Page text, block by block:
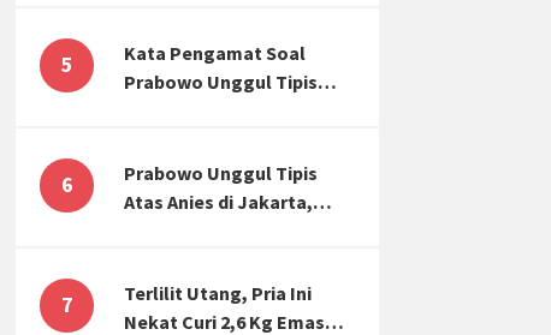
3 NEWS]
5
Kata Pengamat Soal
Prabowo Unggul Tipis
Effect
6
Prabowo Unggul Tipis
Atas Anies di Jakarta,
7
Terlilit Utang, Pria Ini
Nekat Curi 2,6 Kg Emas